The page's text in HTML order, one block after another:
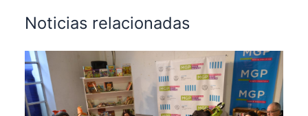
Noticias relacionadas